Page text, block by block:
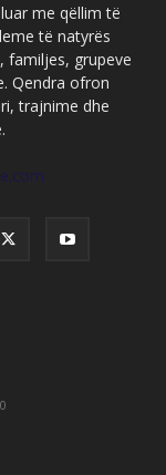
me qëllim të
të natyrës
familjes, grupeve
Qendra ofron
trajnime dhe